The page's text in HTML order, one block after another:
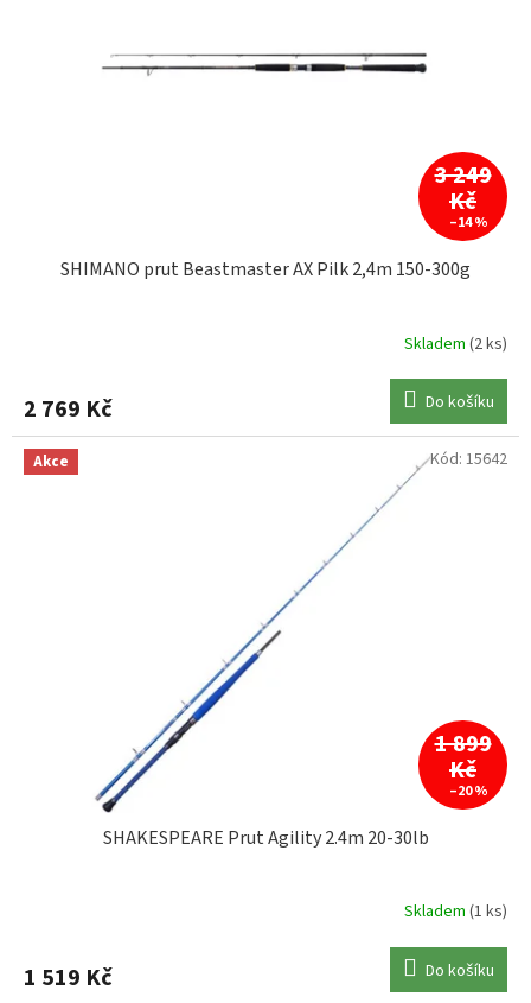
3 249
Kč
–14 %
SHIMANO prut Beastmaster AX Pilk 2,4m 150-300g
Skladem (2 ks)
2 769 Kč Do košíku
Akce
1 899
Kč
–20 %
SHAKESPEARE Prut Agility 2.4m 20-30lb
Skladem (1 ks)
1 519 Kč Do košíku
Kód: 15642